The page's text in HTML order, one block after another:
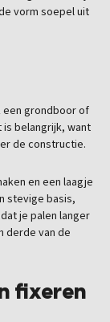
vorm soepel uit
een grondboor of
is belangrijk, want
de constructie.
en een laagje
stevige basis,
je palen langer
derde van de
fixeren